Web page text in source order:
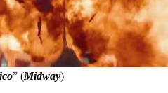
” (Midway)